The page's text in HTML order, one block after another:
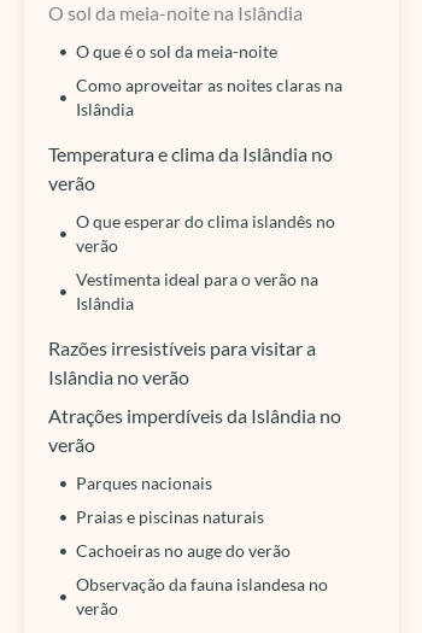
O sol da meia-noite na Islândia
O que é o sol da meia-noite
Como aproveitar as noites claras na
Islândia
Temperatura e clima da Islândia no
verão
O que esperar do clima islandês no
verão
Vestimenta ideal para o verão na
Islândia
Razões irresistíveis para visitar a
Islândia no verão
Atrações imperdíveis da Islândia no
verão
Parques nacionais
Praias e piscinas naturais
Cachoeiras no auge do verão
Observação da fauna islandesa no
verão
10% OFF
Columbia Sportswear
15% OFF